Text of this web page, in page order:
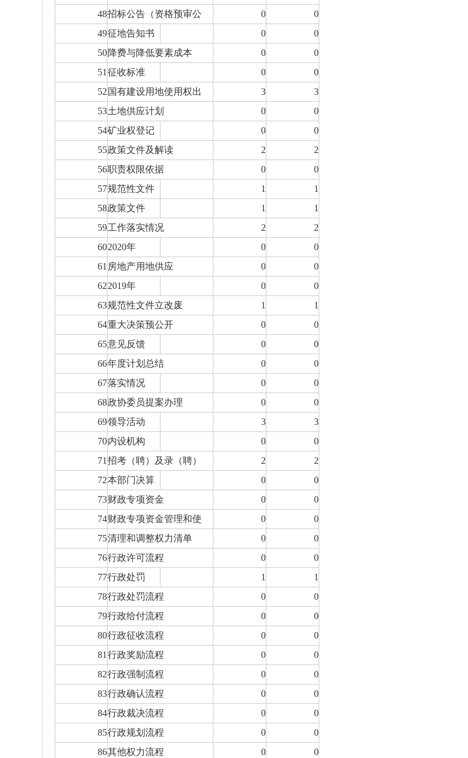
48招标公告（资格预审公 0
0
49征地告知书 0
0
50降费与降低要素成本 0
0
51 征收标准 0
0
52 国有建设用地使用权出 3
3
53土地供应计划 0
0
54矿业权登记 0
0
55政策文件及解读 2
2
56职责权限依据 0
0
57规范性文件 1
1
58政策文件 1
1
59工作落实情况 2
2
602020年 0
0
61 房地产用地供应 0
0
622019年 0
0
63规范性文件立改废 1
1
64重大决策预公开 0
0
65意见反馈 0
0
66年度计划总结 0
0
67落实情况 0
0
68政协委员提案办理 0
0
69领导活动 3
3
70内设机构 0
0
71 招考（聘）及录（聘） 2
2
72本部门决算 0
0
73财政专项资金 0
0
74财政专项资金管理和使 0
0
75清理和调整权力清单 0
0
76行政许可流程 0
0
77行政处罚 1
1
78行政处罚流程 0
0
79行政给付流程 0
0
80行政征收流程 0
0
81 行政奖励流程 0
0
82行政强制流程 0
0
83行政确认流程 0
0
84行政裁决流程 0
0
85行政规划流程 0
0
86其他权力流程 0 0